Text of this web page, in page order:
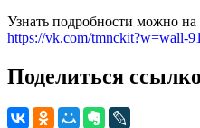
Узнать подробности можно на
https://vk.com/tmnckit?w=wall-
Поделиться